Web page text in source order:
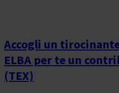
Accogli un
ELBA per te un
(TEX)